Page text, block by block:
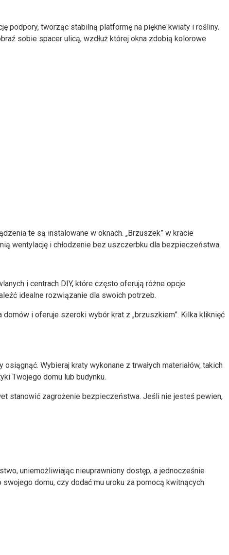
podpory, tworząc stabilną platformę na piękne kwiaty i rośliny.
sobie spacer ulicą, wzdłuż której okna zdobią kolorowe
te są instalowane w oknach. „Brzuszek” w kracie
wentylację i chłodzenie bez uszczerbku dla bezpieczeństwa.
i centrach DIY, które często oferują różne opcje
idealne rozwiązanie dla swoich potrzeb.
i oferuje szeroki wybór krat z „brzuszkiem”. Kilka kliknięć
Wybieraj kraty wykonane z trwałych materiałów, takich
Twojego domu lub budynku.
stanowić zagrożenie bezpieczeństwa. Jeśli nie jesteś pewien,
uniemożliwiając nieuprawniony dostęp, a jednocześnie
domu, czy dodać mu uroku za pomocą kwitnących